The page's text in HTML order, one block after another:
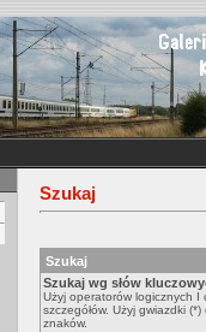
Szukaj
Szukaj
Szukaj wg słów
Użyj operatorów logicznych I
szczegółów. Użyj gwiazdki
znaków.